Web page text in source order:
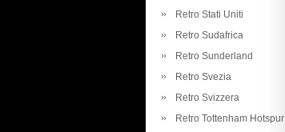
Retro Stati Uniti
Retro Sudafrica
Retro Sunderland
Retro Svezia
Retro Svizzera
Retro Tottenham Hotspur